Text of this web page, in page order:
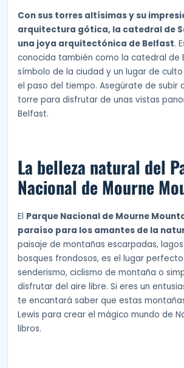
Con sus torres altísimas y su
arquitectura gótica, la catedral de
una joya arquitectónica de Belfast.
conocida también como la catedral de
símbolo de la ciudad y un lugar de
el paso del tiempo. Asegúrate de subir
torre para disfrutar de unas vistas
Belfast.
La belleza natural del
Nacional de Mourne
El Parque Nacional de Mourne
paraíso para los amantes de la
paisaje de montañas escarpadas,
bosques frondosos, es el lugar
senderismo, ciclismo de montaña o
disfrutar del aire libre. Si eres un
te encantará saber que estas
Lewis para crear el mágico mundo de
libros.